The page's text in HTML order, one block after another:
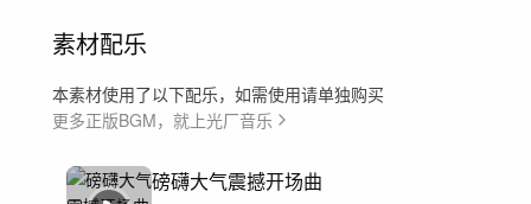
素材配乐
本素材使用了以下配乐，如需使用请单独购买
更多正版BGM，就上光厂音乐
磅礴大气震撼开场曲